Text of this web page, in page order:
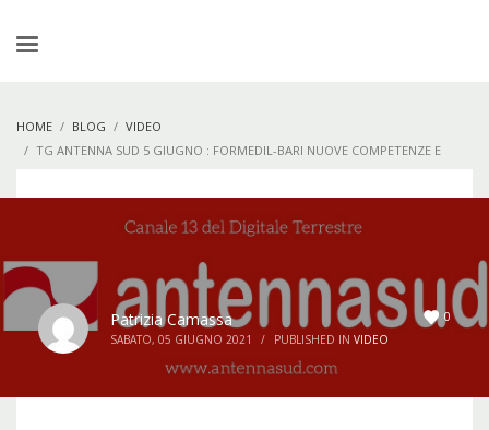
HOME BLOG
VIDEO
TG ANTENNA SUD 5 GIUGNO : FORMEDIL-BARI NUOVE COMPETENZE E
0
Patrizia Camassa
SABATO, 05 GIUGNO 2021 / PUBLISHED IN VIDEO